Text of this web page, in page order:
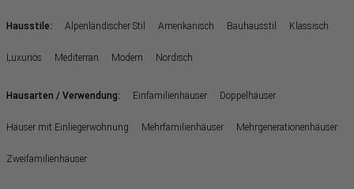
Hausstile: Alpenländischer Stil Amerikanisch Bauhausstil Klassisch
Luxuriös Mediterran Modern Nordisch
Hausarten / Verwendung: Einfamilienhäuser Doppelhäuser
Häuser mit Einliegerwohnung Mehrfamilienhäuser Mehrgenerationenhäuser
Zweifamilienhäuser